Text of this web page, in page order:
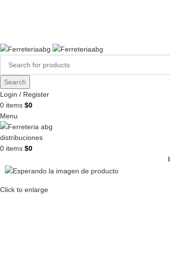
Search
Login / Register
0 items $0
Menu
0 items $0
Click to enlarge